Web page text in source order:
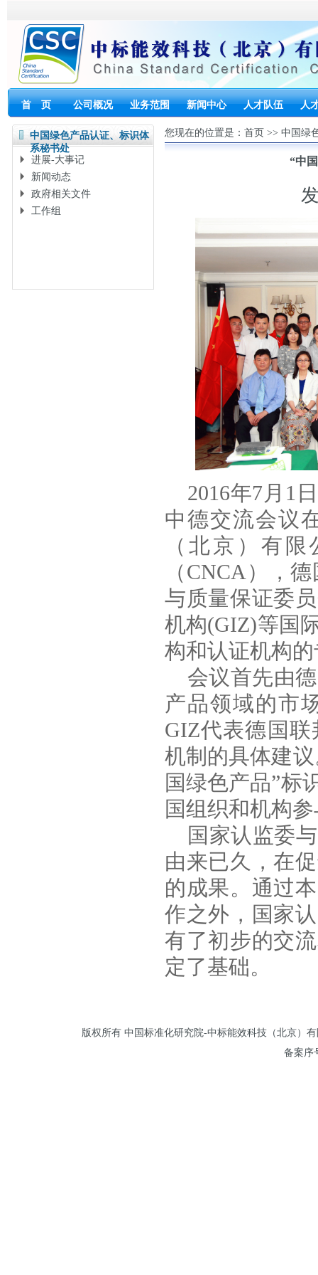
首 页 公司概况 业务范围 新闻中心 人才队伍 人
中国绿色产品认证、标识体
系秘书处
进展-大事记
新闻动态
政府相关文件
工作组
您现在的位置是： 首页 >> 中国绿
“中
2016年7月1
中德交流会议
（北京）有
（CNCA），
与质量保证委
机构(GIZ)等国
构和认证机构
会议首先由
产品领域的市
GIZ代表德国
机制的具体建
国绿色产品”标
国组织和机构
国家认监委
由来已久，在
的成果。通过
作之外，国家
有了初步的交
定了基础。
版权所有 中国标准化研究院-中标能效科技（北京）
备案序